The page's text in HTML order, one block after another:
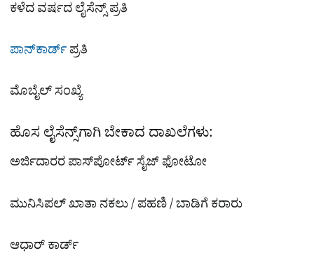
ಕಳೆದ ವರ್ಷದ ಲೈಸೆನ್ಸ್ ಪ್ರತಿ
ಪಾನ್‌ಕಾರ್ಡ್ಪ್ರತಿ
ಮೊಬೈಲ್ ಸಂಖ್ಯೆ
ಹೊಸ ಲೈಸೆನ್ಸ್‌ಗಾಗಿ ಬೇಕಾದ ದಾಖಲೆಗಳು:
ಅರ್ಜಿದಾರರ ಪಾಸ್‌ಪೋರ್ಟ್ ಸೈಜ್‌ ಫೋಟೋ
ಮುನಿಸಿಪಲ್ ಖಾತಾ ನಕಲು / ಪಹಣಿ / ಬಾಡಿಗೆ ಕರಾರು
ಆಧಾರ್ ಕಾರ್ಡ್